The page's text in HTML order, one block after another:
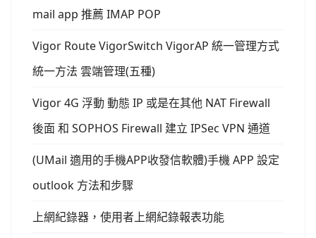
mail app 推薦 IMAP POP
Vigor Route VigorSwitch VigorAP 統一管理方式
統一方法 雲端管理(五種)
Vigor 4G 浮動 動態 IP 或是在其他 NAT Firewall
後面 和 SOPHOS Firewall 建立 IPSec VPN 通道
(UMail 適用的手機APP收發信軟體)手機 APP 設定
outlook 方法和步驟
上網紀錄器，使用者上網紀錄報表功能